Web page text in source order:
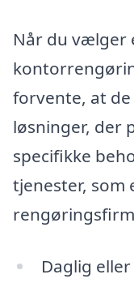
Når du vælger
forvente, at
løsninger, der
specifikke
tjenester, som
Daglig